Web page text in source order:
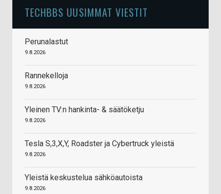
TECHBBS UUSIMMAT VIESTIT
Perunalastut
9.8.2026
Rannekelloja
9.8.2026
Yleinen TV:n hankinta- & säätöketju
9.8.2026
Tesla S,3,X,Y, Roadster ja Cybertruck yleistä
9.8.2026
Yleistä keskustelua sähköautoista
9.8.2026